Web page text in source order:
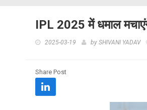
IPL 2025 में धमाल
2025-03-19 by SHIVANI YADAV
Share Post